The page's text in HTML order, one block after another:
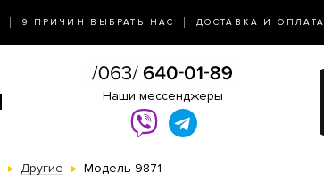
9 ПРИЧИН ВЫБРАТЬ НАС ДОСТАВКА И ОПЛАТА
Наши мессенджеры
Другие Модель 9871